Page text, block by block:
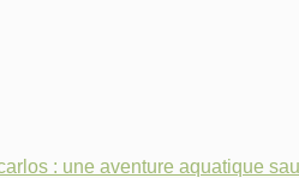
: une aventure aquatique